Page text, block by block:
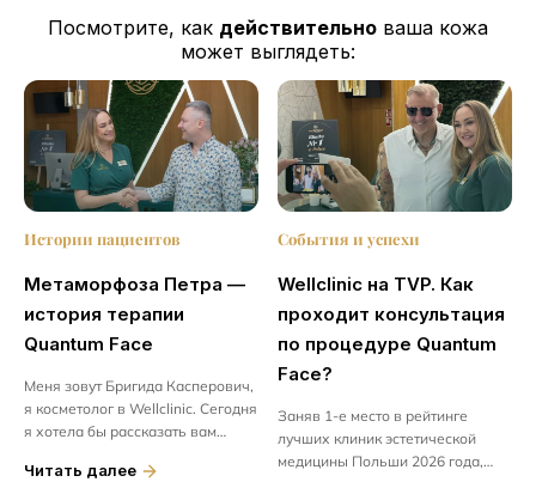
Посмотрите, как действительно ваша кожа
может выглядеть:
Истории пациентов
Метаморфоза Петра —
история терапии
Quantum Face
Меня зовут Бригида Касперович,
я косметолог в Wellclinic. Сегодня
я хотела бы рассказать вам
необыкновенного человека.
Читать далее
События и успехи
Wellclinic на TVP. Как
проходит консультация
по процедуре Quantum
Face?
Заняв 1-е место в рейтинге
лучших клиник эстетической
медицины Польши 2026 года,